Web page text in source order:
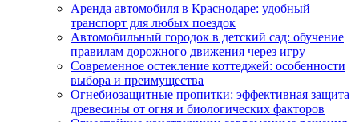
Аренда автомобиля в Краснодаре: удобный
транспорт для любых поездок
Автомобильный городок в детский сад: обучение
правилам дорожного движения через игру
Современное остекление коттеджей: особенности
выбора и преимущества
Огнебиозащитные пропитки: эффективная защита
древесины от огня и биологических факторов